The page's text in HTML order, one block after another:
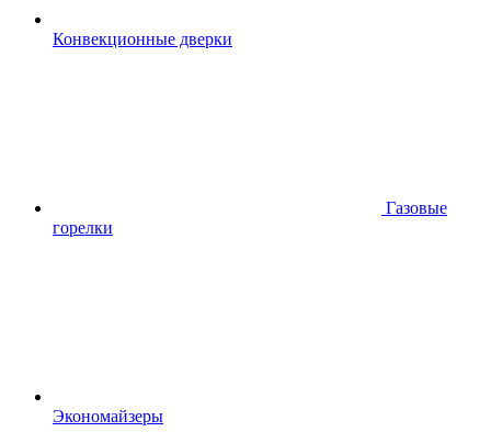
Конвекционные дверки
Газовые
горелки
Экономайзеры